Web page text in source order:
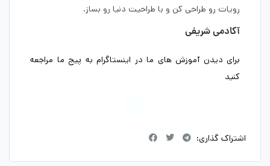
رویات رو طراحی کن و با طراحیت دنیا رو بساز.
آکادمی شریفی
برای دیدن آموزش های ما در اینستاگرام به پیج ما مراجعه
کنید
اشتراک گذاری: